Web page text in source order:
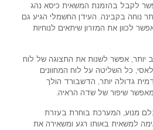
לקבל בהזמנת המשאית כיסא נהג
נוחה בקבינה. העידן החשמלי הגיע גם
לכוון את המזרון שיתאים לנוחיות
יותר, אפשר לשנות את התצוגה של לוח
כל השליטה על לוח המחוונים
גדולה יותר, הדשבורד הולך
שיפור של שדה הראיה.
מנוע, המערכת בוחרת בעזרת
למשאית באותו רגע ומשאירה את